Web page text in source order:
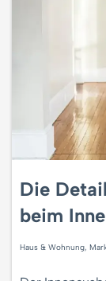
Die
beim
Haus & Wohnung,